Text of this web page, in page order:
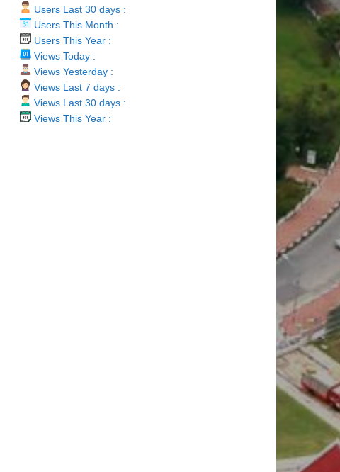
Users Last 30 days :
Users This Month :
Users This Year :
Views Today :
Views Yesterday :
Views Last 7 days :
Views Last 30 days :
Views This Year :